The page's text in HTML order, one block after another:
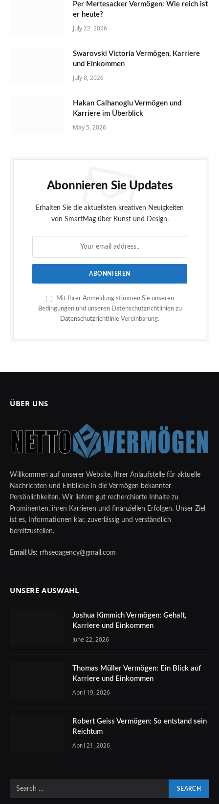
Per Mertesacker Vermögen: Wie reich ist
er heute?
July 22, 2026
Swarovski Victoria Vermögen, Karriere
und Einkommen
July 8, 2026
Hakan Calhanoglu Vermögen und
Karriere im Überblick
May 5, 2026
Abonnieren Sie Updates
Erhalten Sie die aktuellsten kreativen Neuigkeiten
von SmartMag über Kunst und Design.
Mit Ihrer Anmeldung stimmen Sie unseren
Bedingungen und unseren Datenschutzrichtlinien zu
Datenschutzrichtlinie Vereinbarung.
ÜBER UNS
Willkommen auf unserer Website, Ihrer Anlaufstelle für aktuelle
Nachrichten und Einblicke in die Vermögen bekannter
Persönlichkeiten. Wir liefern gut recherchierte Inhalte zu
Prominenten, ihren Karrieren und finanziellen Erfolgen. Unser Ziel
ist es, Informationen klar, zuverlässig und verständlich
bereitzustellen.
Email Us: rfhseoagency@gmail.com
UNSERE AUSWAHL
Joshua Kimmich Vermögen: Gehalt,
Karriere und Einkommen
June 22, 2026
Thomas Müller Vermögen: Ein Blick auf
Karriere und Einkommen
April 19, 2026
Robert Geiss Vermögen: So entstand sein
Reichtum
April 21, 2026